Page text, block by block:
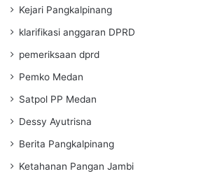
Kejari Pangkalpinang
klarifikasi anggaran DPRD
pemeriksaan dprd
Pemko Medan
Satpol PP Medan
Dessy Ayutrisna
Berita Pangkalpinang
Ketahanan Pangan Jambi